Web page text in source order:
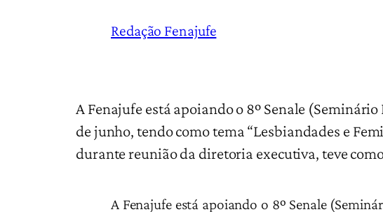
Redação Fenajufe
A Fenajufe está apoiando o 8º Senale
de junho, tendo como tema “Lesbiandades e
durante reunião da diretoria executiva, teve
A Fenajufe está apoiando o 8º Senale